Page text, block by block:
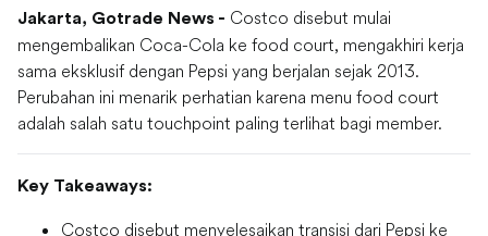
Jakarta, Gotrade News - Costco disebut mulai
mengembalikan Coca-Cola ke food court, mengakhiri kerja
sama eksklusif dengan Pepsi yang berjalan sejak 2013.
Perubahan ini menarik perhatian karena menu food court
adalah salah satu touchpoint paling terlihat bagi member.
Key Takeaways:
Costco disebut menyelesaikan transisi dari Pepsi ke